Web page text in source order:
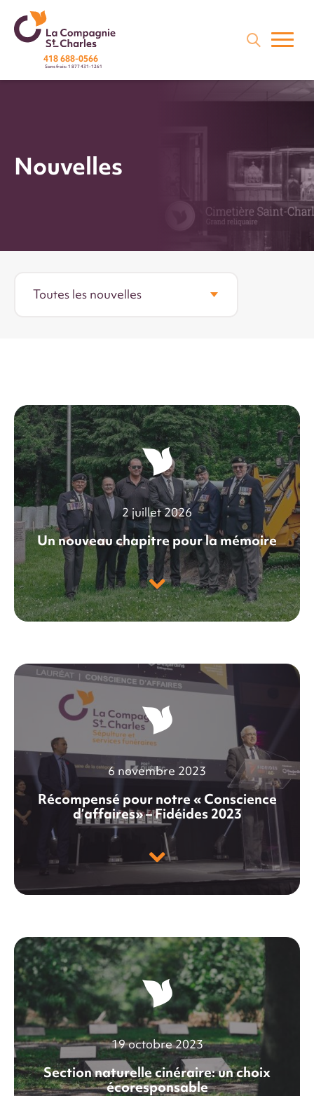
418 688-0566
Sans frais: 1 877 431-1261
Nouvelles
2 juillet 2026
Un nouveau chapitre pour la mémoire
6 novembre 2023
Récompensé pour notre « Conscience
d’affaires» – Fidéides 2023
19 octobre 2023
Section naturelle cinéraire: un choix
écoresponsable